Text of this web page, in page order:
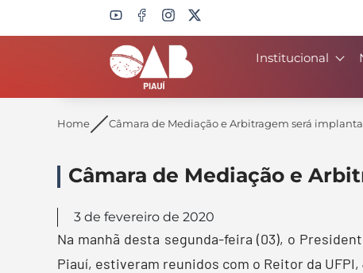
Institucional
Search
Home Câmara de Mediação e Arbitragem será
Câmara de Mediação e
3 de fevereiro de 2020
Na manhã desta segunda-feira (03), o
Piauí, estiveram reunidos com o Reitor da